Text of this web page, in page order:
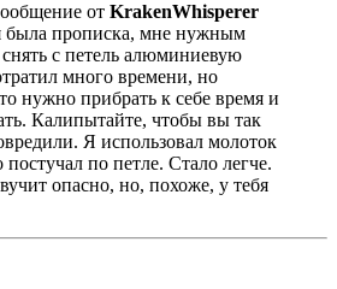
от KrakenWhisperer
была прописка, мне нужным
с петель алюминиевую
много времени, но
нужно прибрать к себе время и
Калипытайте, чтобы вы так
Я использовал молоток
постучал по петле. Стало легче.
опасно, но, похоже, у тебя